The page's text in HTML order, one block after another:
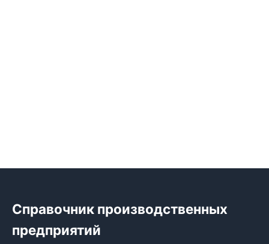
Справочник производственных
предприятий